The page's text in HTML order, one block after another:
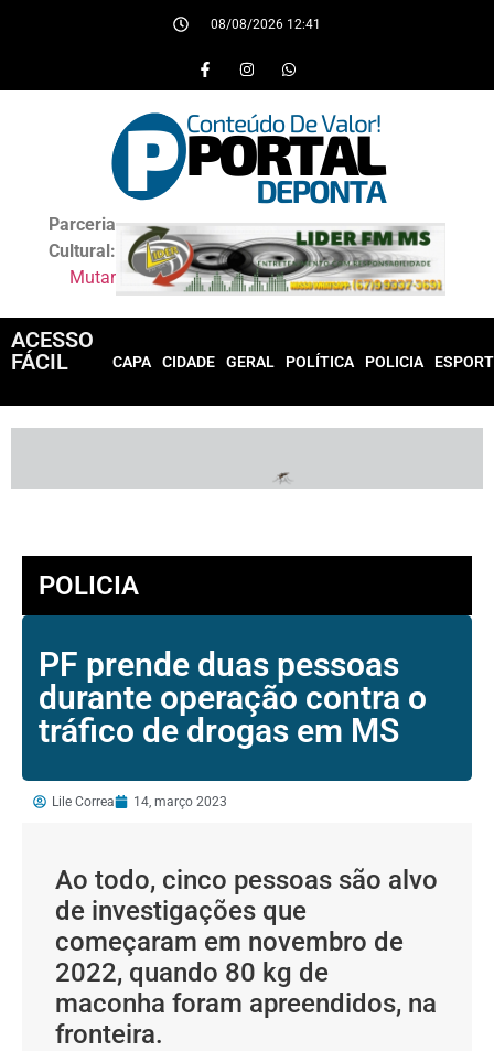
08/08/2026 12:41
Parceria
Cultural:
Mutar
ACESSO
FÁCIL
CAPA CIDADE GERAL POLÍTICA POLICIA
POLICIA
PF prende duas pessoas
durante operação contra o
tráfico de drogas em MS
Lile Correa 14, março 2023
Ao todo, cinco pessoas são alvo
de investigações que
começaram em novembro de
2022, quando 80 kg de
maconha foram apreendidos, na
fronteira.